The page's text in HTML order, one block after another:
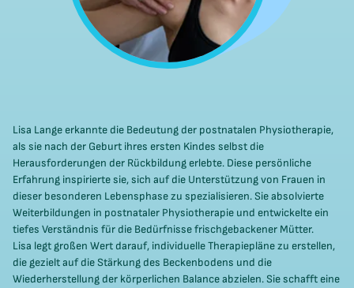
Lisa Lange erkannte die Bedeutung der postnatalen Physiotherapie,
als sie nach der Geburt ihres ersten Kindes selbst die
Herausforderungen der Rückbildung erlebte. Diese persönliche
Erfahrung inspirierte sie, sich auf die Unterstützung von Frauen in
dieser besonderen Lebensphase zu spezialisieren. Sie absolvierte
Weiterbildungen in postnataler Physiotherapie und entwickelte ein
tiefes Verständnis für die Bedürfnisse frischgebackener Mütter.
Lisa legt großen Wert darauf, individuelle Therapiepläne zu erstellen,
die gezielt auf die Stärkung des Beckenbodens und die
Wiederherstellung der körperlichen Balance abzielen. Sie schafft eine